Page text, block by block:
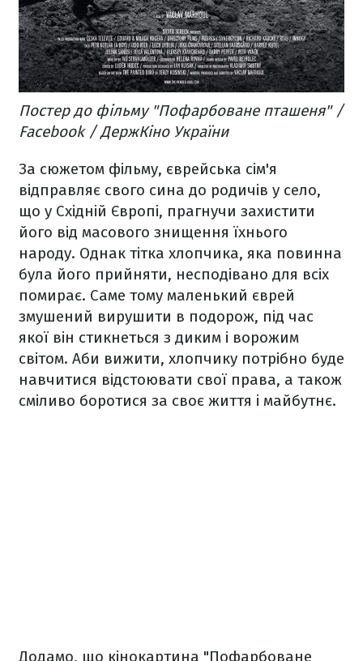
Постер до фільму "Пофарбоване пташеня" /
Facebook / ДержКіно України
За сюжетом фільму, єврейська сім'я
відправляє свого сина до родичів у село,
що у Східній Європі, прагнучи захистити
його від масового знищення їхнього
народу. Однак тітка хлопчика, яка повинна
була його прийняти, несподівано для всіх
помирає. Саме тому маленький єврей
змушений вирушити в подорож, під час
якої він стикнеться з диким і ворожим
світом. Аби вижити, хлопчику потрібно буде
навчитися відстоювати свої права, а також
сміливо боротися за своє життя і майбутнє.
Додамо, що кінокартина "Пофарбоване